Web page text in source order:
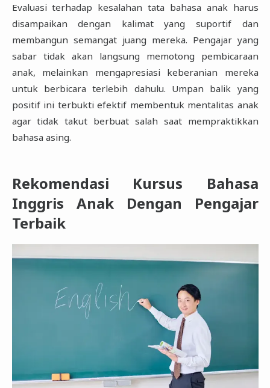
Evaluasi terhadap kesalahan tata bahasa anak harus
disampaikan dengan kalimat yang suportif dan
membangun semangat juang mereka. Pengajar yang
sabar tidak akan langsung memotong pembicaraan
anak, melainkan mengapresiasi keberanian mereka
untuk berbicara terlebih dahulu. Umpan balik yang
positif ini terbukti efektif membentuk mentalitas anak
agar tidak takut berbuat salah saat mempraktikkan
bahasa asing.
Rekomendasi Kursus Bahasa
Inggris Anak Dengan Pengajar
Terbaik